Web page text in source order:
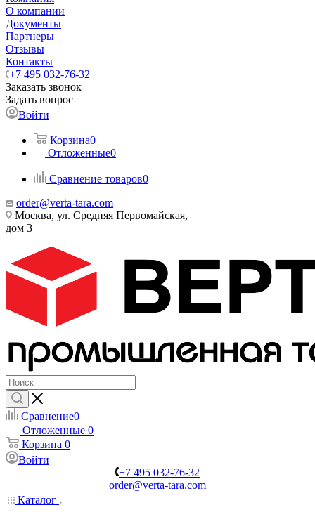
О компании
Документы
Партнеры
Отзывы
Контакты
+7 495 032-76-32
Заказать звонок
Задать вопрос
Войти
Корзина0
Отложенные0
Сравнение товаров0
order@verta-tara.com
Москва, ул. Средняя Первомайская,
дом 3
Сравнение0
Отложенные 0
Корзина 0
Войти
+7 495 032-76-32
order@verta-tara.com
Каталог